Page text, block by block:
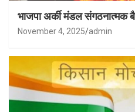
भाजपा अर्की मंडल संगठनात्मक
November 4, 2025 admin